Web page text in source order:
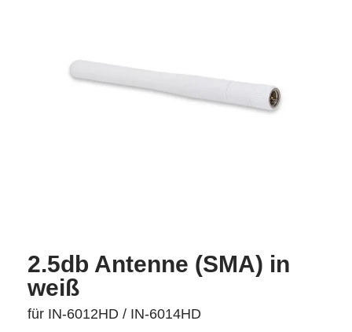
2.5db Antenne (SMA) in
weiß
für IN-6012HD / IN-6014HD